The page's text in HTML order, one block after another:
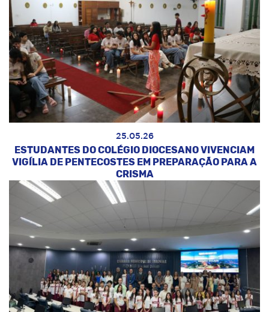
25.05.26
ESTUDANTES DO COLÉGIO DIOCESANO VIVENCIAM
VIGÍLIA DE PENTECOSTES EM PREPARAÇÃO PARA A
CRISMA